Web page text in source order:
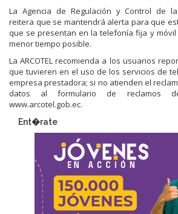
La Agencia de Regulación y Control de
reitera que se mantendrá alerta para que
que se presentan en la telefonía fija y
menor tiempo posible.
La ARCOTEL recomienda a los usuarios
que tuvieren en el uso de los servicios de
empresa prestadora; si no atienden el
datos al formulario de reclamos
www.arcotel.gob.ec.​
Ent�rate